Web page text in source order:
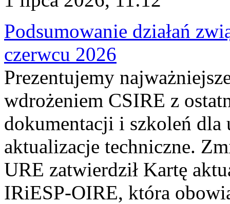
Podsumowanie działań
czerwcu 2026
Prezentujemy
wdrożeniem CSIRE z
dokumentacji i szkoleń
aktualizacje techniczne.
URE zatwierdził Kartę
IRiESP‑OIRE, która